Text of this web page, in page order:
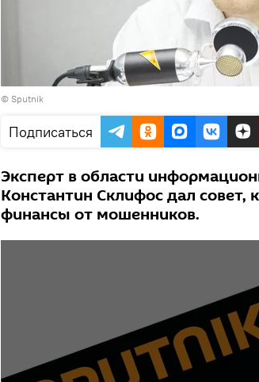
© Sputnik
Подписаться
Эксперт в области
Константин Склифос дал совет,
финансы от мошенников.